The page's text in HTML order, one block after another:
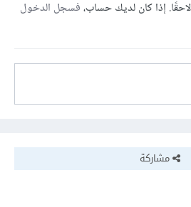
إذا كان لديك حساب،فسجل الدخول
مشاركة